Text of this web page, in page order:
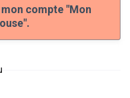
compte "Mon